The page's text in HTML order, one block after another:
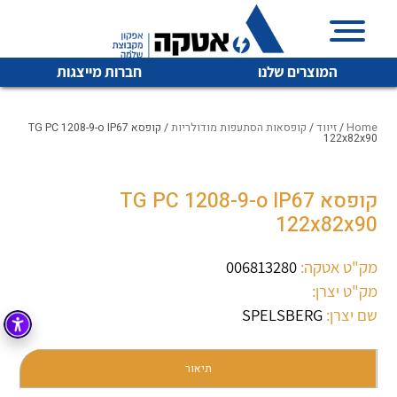
המוצרים שלנו חברות מייצגות
איכות | שרות | זמינות
אטקה בע”מ היא החברה הגדולה והמובילה בישראל בשיווק
מיתוג, בקרה , ואינסטלציה חשמלית ופעילה ב7 תחומים:
חשמל
קופסאות וארונות לחשמל, בקרה ואלקטרוניקה
לכל מוצרי היצרן לכל מוצרי היצרן
Home
/זיווד/ קופסאות הסתעפות מודולריות / קופסא TG PC 1208-9-o IP67
122x82x90
קופסא TG PC 1208-9-o IP67
122x82x90
מק"ט אטקה: 006813280
מק"ט יצרן:
שם יצרן: SPELSBERG
תיאור